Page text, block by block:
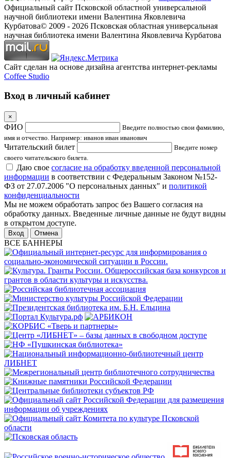
Официальный сайт Псковской областной универсальной
научной библиотеки имени Валентина Яковлевича
Курбатова© 2009 - 2026 Псковская областная универсальная
научная библиотека имени Валентина Яковлевича Курбатова
Сайт сделан на основе дизайна агентства интернет-рекламы
Coffee Studio
Вход в личный кабинет
×
ФИО
Введите полностью свои фамилию,
имя и отчество. Например: иванов иван иванович
Читательский билет
Введите номер
своего читательского билета.
Даю свое согласие на обработку введенной персональной
информации в соответствии с Федеральным Законом №152-
ФЗ от 27.07.2006 "О персональных данных" и политикой
конфиденциальности
Мы не можем обработать запрос без Вашего согласия на
обработку данных. Введенные личные данные не будут видны
в открытом доступе.
Отмена
ВСЕ БАННЕРЫ